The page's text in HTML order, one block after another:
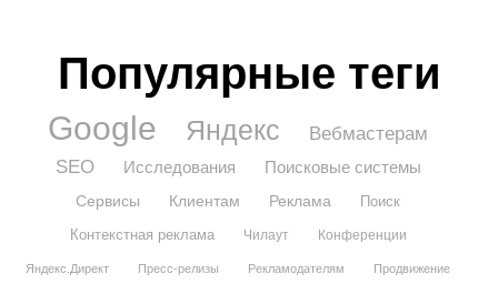
Популярные теги
Google Яндекс
Вебмастерам
SEO
Исследования Поисковые системы
Сервисы Клиентам Реклама
Поиск
Контекстная реклама
Чилаут Конференции
Яндекс.Директ Пресс-релизы Рекламодателям Продвижение